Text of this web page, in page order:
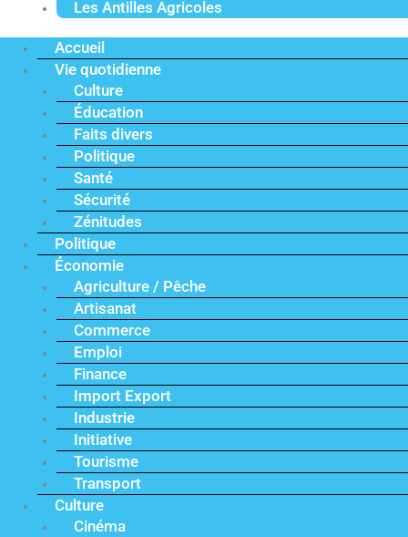
Les Antilles Agricoles
Accueil
Vie quotidienne
Culture
Éducation
Faits divers
Politique
Santé
Sécurité
Zénitudes
Politique
Économie
Agriculture / Pêche
Artisanat
Commerce
Emploi
Finance
Import Export
Industrie
Initiative
Tourisme
Transport
Culture
Cinéma